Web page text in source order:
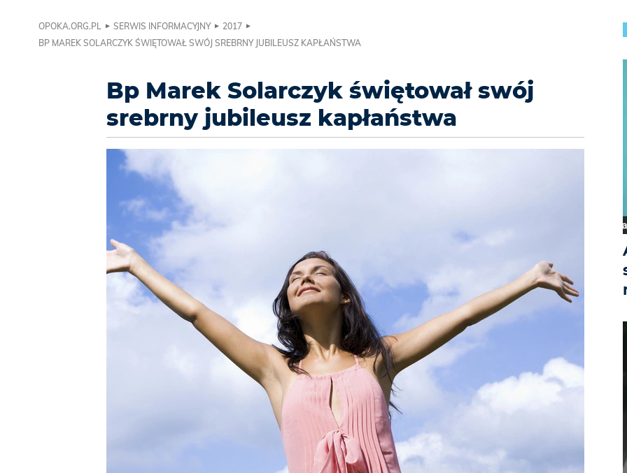
OPOKA.ORG.PL SERWIS INFORMACYJNY
2017
BP MAREK SOLARCZYK ŚWIĘTOWAŁ SWÓJ SREBRNY JUBILEUSZ KAPŁAŃSTWA
Bp Marek Solarczyk świętował swój
srebrny jubileusz kapłaństwa